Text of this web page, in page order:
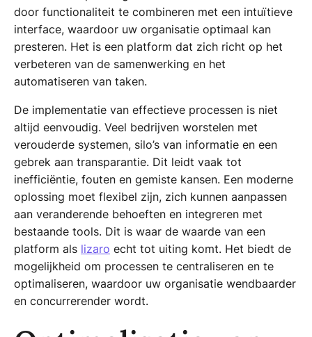
door functionaliteit te combineren met een intuïtieve
interface, waardoor uw organisatie optimaal kan
presteren. Het is een platform dat zich richt op het
verbeteren van de samenwerking en het
automatiseren van taken.
De implementatie van effectieve processen is niet
altijd eenvoudig. Veel bedrijven worstelen met
verouderde systemen, silo’s van informatie en een
gebrek aan transparantie. Dit leidt vaak tot
inefficiëntie, fouten en gemiste kansen. Een moderne
oplossing moet flexibel zijn, zich kunnen aanpassen
aan veranderende behoeften en integreren met
bestaande tools. Dit is waar de waarde van een
platform als lizaro echt tot uiting komt. Het biedt de
mogelijkheid om processen te centraliseren en te
optimaliseren, waardoor uw organisatie wendbaarder
en concurrerender wordt.